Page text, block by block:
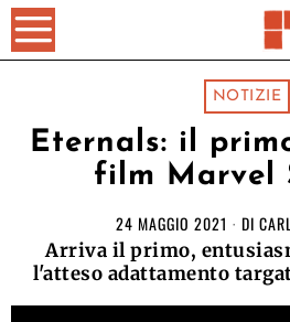
NOTIZIE
Eternals: il
film Marvel
24 MAGGIO 2021 DI
Arriva il primo,
l'atteso adattamento